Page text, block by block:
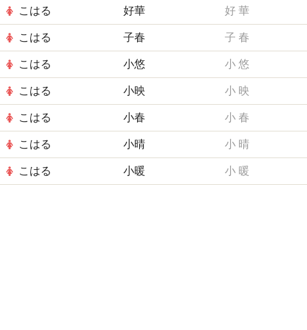
こはる 好華 好 華
こはる 子春 子 春
こはる 小悠 小 悠
こはる 小映 小 映
こはる 小春 小 春
こはる 小晴 小 晴
こはる 小暖 小 暖